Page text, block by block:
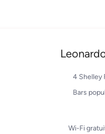
4 Shelley
Bars
Wi-Fi